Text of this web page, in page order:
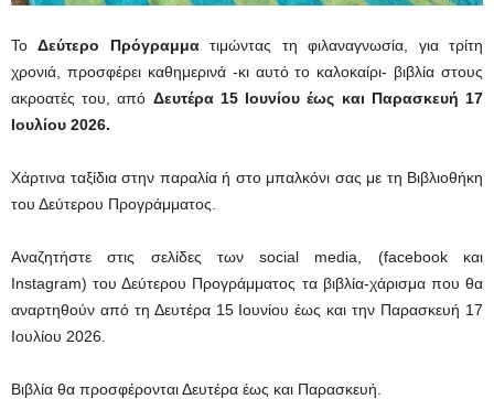
ΤοΔεύτερο Πρόγραμματιμώντας τη φιλαναγνωσία, για τρίτη
χρονιά, προσφέρει καθημερινά -κι αυτό το καλοκαίρι- βιβλία στους
ακροατές του, από Δευτέρα 15 Ιουνίου έως και Παρασκευή 17
Ιουλίου 2026.
Χάρτινα ταξίδια στην παραλία ή στο μπαλκόνι σας με τη Βιβλιοθήκη
του Δεύτερου Προγράμματος.
Αναζητήστε στις σελίδες των social media, (facebook και
Instagram) του Δεύτερου Προγράμματος τα βιβλία-χάρισμα που θα
αναρτηθούν από τη Δευτέρα 15 Ιουνίου έως και την Παρασκευή 17
Ιουλίου 2026.
Βιβλία θα προσφέρονται Δευτέρα έως και Παρασκευή.